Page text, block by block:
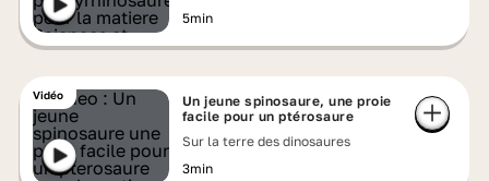
5min
Vidéo
Un jeune spinosaure, une proie
facile pour un ptérosaure
Sur la terre des dinosaures
3min